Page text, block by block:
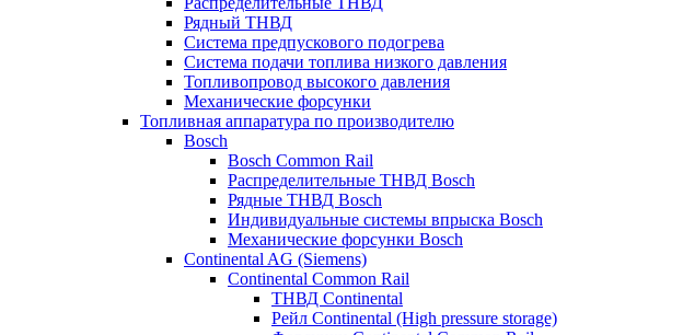
Рядный ТНВД
Система предпускового подогрева
Система подачи топлива низкого давления
Топливопровод высокого давления
Механические форсунки
Топливная аппаратура по производителю
Bosch
Bosch Common Rail
Распределительные ТНВД Bosch
Рядные ТНВД Bosch
Индивидуальные системы впрыска Bosch
Механические форсунки Bosch
Continental AG (Siemens)
Continental Common Rail
ТНВД Continental
Рейл Continental (High pressure storage)